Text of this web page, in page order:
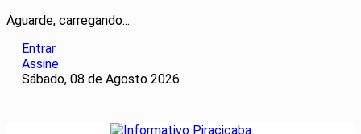
Aguarde, carregando...
Entrar
Assine
Sábado, 08 de Agosto 2026